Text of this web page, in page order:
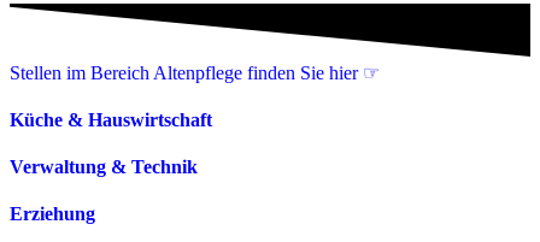
Stellen im Bereich Altenpflege finden Sie hier ☞
Küche & Hauswirtschaft
Verwaltung & Technik
Erziehung